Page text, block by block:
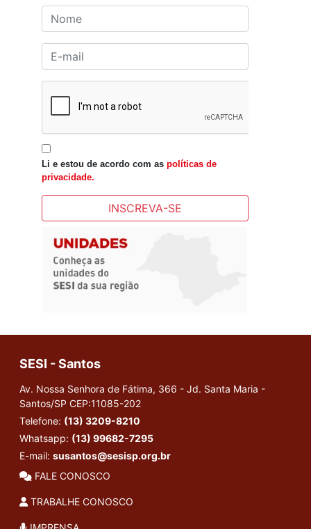
Li e estou de acordo com as políticas de
privacidade.
INSCREVA-SE
SESI - Santos
Av. Nossa Senhora de Fátima, 366 - Jd. Santa Maria -
Santos/SP CEP:11085-202
Telefone: (13) 3209-8210
Whatsapp: (13) 99682-7295
E-mail: susantos@sesisp.org.br
FALE CONOSCO
TRABALHE CONOSCO